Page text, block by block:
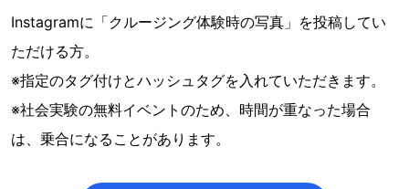
Instagramに「クルージング体験時の写真」を投稿してい
ただける方。
※指定のタグ付けとハッシュタグを入れていただきます。
※社会実験の無料イベントのため、時間が重なった場合
は、乗合になることがあります。